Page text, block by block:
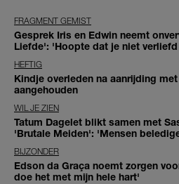
FRAGMENT GEMIST
Gesprek Iris en Edwin neemt
Liefde': 'Hoopte dat je niet
HEFTIG
Kindje overleden na aanrijding
aangehouden
WIL JE ZIEN
Tatum Dagelet blikt samen met
'Brutale Meiden': 'Mensen
BIJZONDER
Edson da Graça noemt zorgen
doe het met mijn hele hart'